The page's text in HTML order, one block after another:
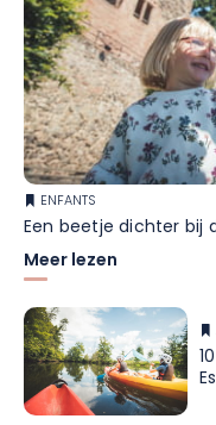
ENFANTS
Een beetje dichter bij
Meer lezen